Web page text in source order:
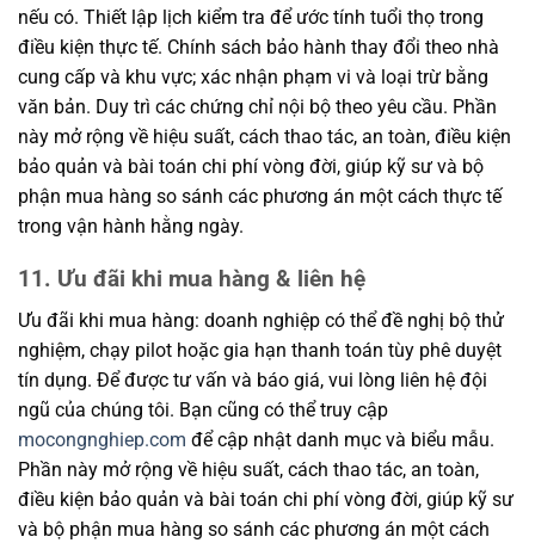
nếu có. Thiết lập lịch kiểm tra để ước tính tuổi thọ trong
điều kiện thực tế. Chính sách bảo hành thay đổi theo nhà
cung cấp và khu vực; xác nhận phạm vi và loại trừ bằng
văn bản. Duy trì các chứng chỉ nội bộ theo yêu cầu. Phần
này mở rộng về hiệu suất, cách thao tác, an toàn, điều kiện
bảo quản và bài toán chi phí vòng đời, giúp kỹ sư và bộ
phận mua hàng so sánh các phương án một cách thực tế
trong vận hành hằng ngày.
11. Ưu đãi khi mua hàng & liên hệ
Ưu đãi khi mua hàng: doanh nghiệp có thể đề nghị bộ thử
nghiệm, chạy pilot hoặc gia hạn thanh toán tùy phê duyệt
tín dụng. Để được tư vấn và báo giá, vui lòng liên hệ đội
ngũ của chúng tôi. Bạn cũng có thể truy cập
mocongnghiep.com để cập nhật danh mục và biểu mẫu.
Phần này mở rộng về hiệu suất, cách thao tác, an toàn,
điều kiện bảo quản và bài toán chi phí vòng đời, giúp kỹ sư
và bộ phận mua hàng so sánh các phương án một cách